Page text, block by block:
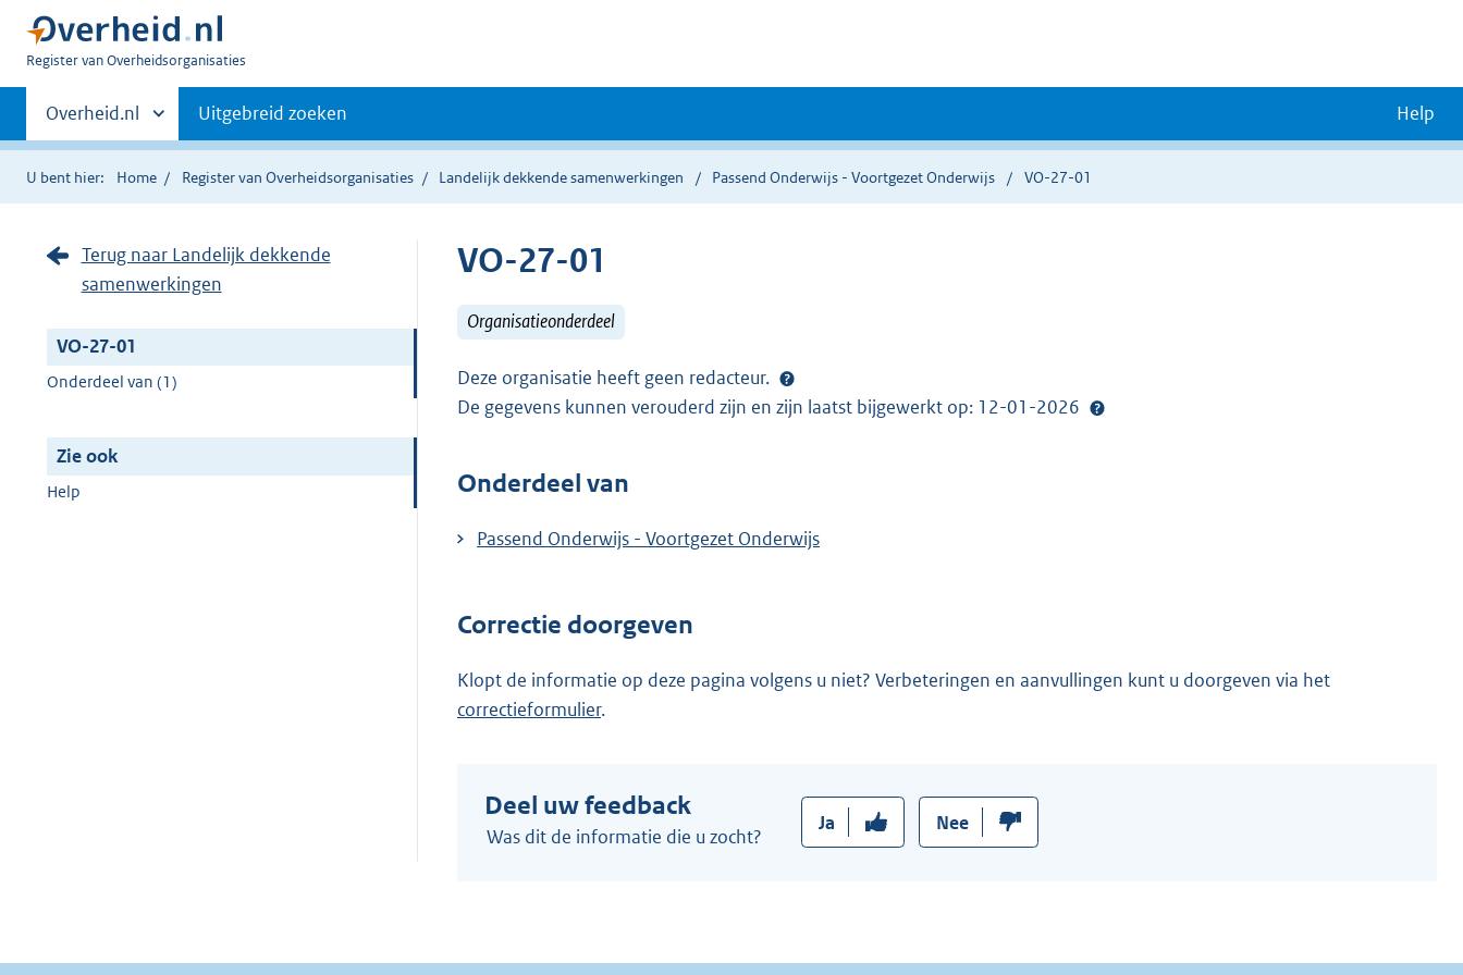
U
Register van Overheidsorganisaties
Primaire
navigatie
Andere
sites
binnen
Overheid.nl Uitgebreid zoeken Help
U bent hier: Home Register van Overheidsorganisaties Landelijk dekkende samenwerkingen Passend Onderwijs - Voortgezet Onderwijs VO-27-01
Terug naar Landelijk dekkende
samenwerkingen
VO-27-01
Onderdeel van (1)
Zie ook
Help
VO-27-01
Organisatieonderdeel
Deze organisatie heeft geen redacteur.
De gegevens kunnen verouderd zijn en zijn laatst bijgewerkt op: 12-01-2026
Onderdeel van
Passend Onderwijs - Voortgezet Onderwijs
Correctie doorgeven
Klopt de informatie op deze pagina volgens u niet? Verbeteringen en aanvullingen kunt u doorgeven via het
correctieformulier.
Deel uw feedback
Was dit de informatie die u zocht?
Ja Nee